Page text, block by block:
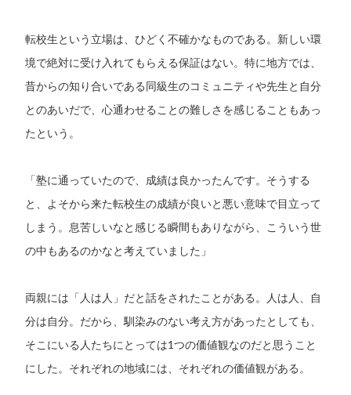
転校生という立場は、ひどく不確かなものである。新しい環
境で絶対に受け入れてもらえる保証はない。特に地方では、
昔からの知り合いである同級生のコミュニティや先生と自分
とのあいだで、心通わせることの難しさを感じることもあっ
たという。
「塾に通っていたので、成績は良かったんです。そうする
と、よそから来た転校生の成績が良いと悪い意味で目立って
しまう。息苦しいなと感じる瞬間もありながら、こういう世
の中もあるのかなと考えていました」
両親には「人は人」だと話をされたことがある。人は人、自
分は自分。だから、馴染みのない考え方があったとしても、
そこにいる人たちにとっては1つの価値観なのだと思うこと
にした。それぞれの地域には、それぞれの価値観がある。